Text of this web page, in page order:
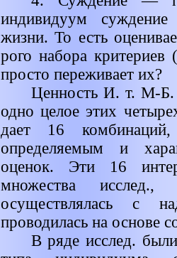
индивидуум
жизни. То есть
рого набора
просто переживает их?
Ценность И. т. М-Б.
одно целое этих
дает 16 комбинаций,
определяемым и
оценок. Эти 16
множества
осуществлялась с
проводилась на основе
В ряде исслед.